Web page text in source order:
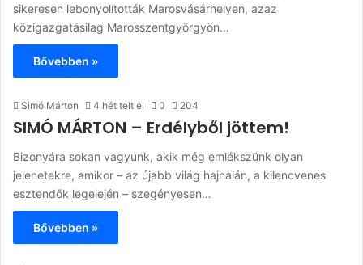
sikeresen lebonyolították Marosvásárhelyen, azaz
közigazgatásilag Marosszentgyörgyön…
Bővebben »
Simó Márton 4 hét telt el 0 204
SIMÓ MÁRTON – Erdélyből jöttem!
Bizonyára sokan vagyunk, akik még emlékszünk olyan
jelenetekre, amikor – az újabb világ hajnalán, a kilencvenes
esztendők legelején – szegényesen…
Bővebben »